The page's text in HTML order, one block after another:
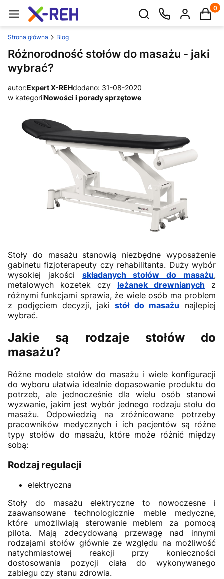
Otwórz wyszukiwarkę
Strona główna Blog
Różnorodność stołów do masażu - jaki
wybrać?
autor:Expert X-REHdodano: 31-08-2020
w kategoriiNowości i porady sprzętowe
Stoły do masażu stanowią niezbędne wyposażenie
gabinetu fizjoterapeuty czy rehabilitanta. Duży wybór
wysokiej jakości składanych stołów do masażu,
metalowych kozetek czy leżanek drewnianych z
różnymi funkcjami sprawia, że wiele osób ma problem
z podjęciem decyzji, jakistół do masażu najlepiej
wybrać.
Jakie są rodzaje stołów do
masażu?
Różne modele stołów do masażu i wiele konfiguracji
do wyboru ułatwia idealnie dopasowanie produktu do
potrzeb, ale jednocześnie dla wielu osób stanowi
wyzwanie, jakim jest wybór jednego rodzaju stołu do
masażu. Odpowiedzią na zróżnicowane potrzeby
pracowników medycznych i ich pacjentów są różne
typy stołów do masażu, które może różnić między
sobą:
Rodzaj regulacji
elektryczna
Stoły do masażu elektryczne to nowoczesne i
zaawansowane technologicznie meble medyczne,
które umożliwiają sterowanie meblem za pomocą
pilota. Mają zdecydowaną przewagę nad innymi
rodzajami stołów głównie ze względu na możliwość
natychmiastowej reakcji przy konieczności
dostosowania pozycji ciała do wykonywanego
zabiegu czy stanu zdrowia.